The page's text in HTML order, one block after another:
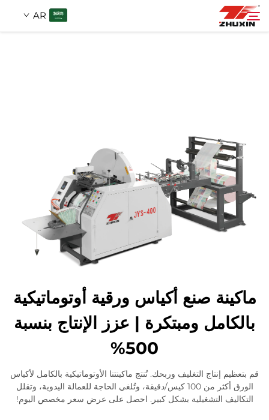
AR
شركة
أخبار
اتصل
ماكينة صنع أكياس ورقية أوتوماتيكية
بالكامل ومبتكرة | عزز الإنتاج بنسبة
500%
قم بتعظيم إنتاج التغليف وربحك. تُنتج ماكينتنا الأوتوماتيكية بالكامل لأكياس
الورق أكثر من 100 كيس/دقيقة، وتُلغي الحاجة للعمالة اليدوية، وتقلل
التكاليف التشغيلية بشكل كبير. احصل على عرض سعر مخصص اليوم!